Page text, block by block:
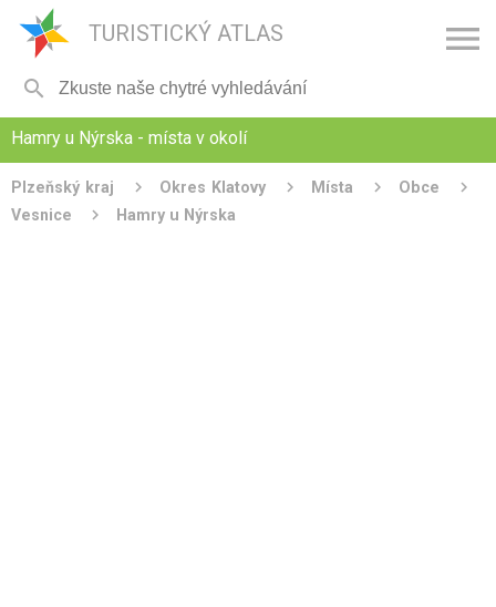
TURISTICKÝ ATLAS 

Hamry u Nýrska - místa v okolí
Plzeňský kraj Okres Klatovy Místa
Obce
Vesnice
Hamry u Nýrska